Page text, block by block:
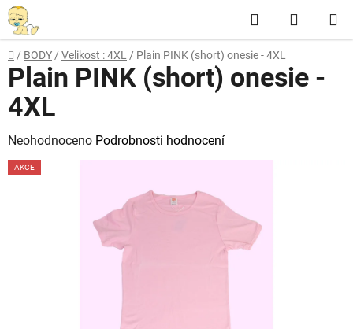
Přejít
na
obsah
Hledat
KOŠÍK
Domů
/ BODY / Velikost : 4XL / Plain PINK (short) onesie - 4XL
Plain PINK (short) onesie -
4XL
Průměrné
hodnocení
Neohodnoceno Podrobnosti hodnocení
AKCE